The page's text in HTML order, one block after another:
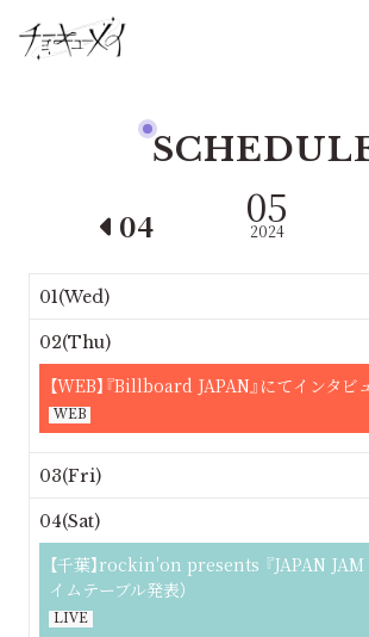
05
2024
04
01(Wed)
02(Thu)
【WEB】『Billboard JAPAN』にてインタビ
WEB
03(Fri)
04(Sat)
【千葉】rockin'on presents 『JAPAN JAM
イムテーブル発表）
LIVE